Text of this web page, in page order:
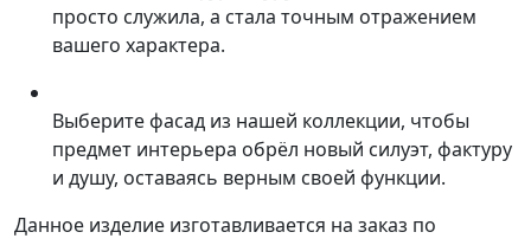
просто служила, а стала точным отражением
вашего характера.
Выберите фасад из нашей коллекции, чтобы
предмет интерьера обрёл новый силуэт, фактуру
и душу, оставаясь верным своей функции.
Данное изделие изготавливается на заказ по